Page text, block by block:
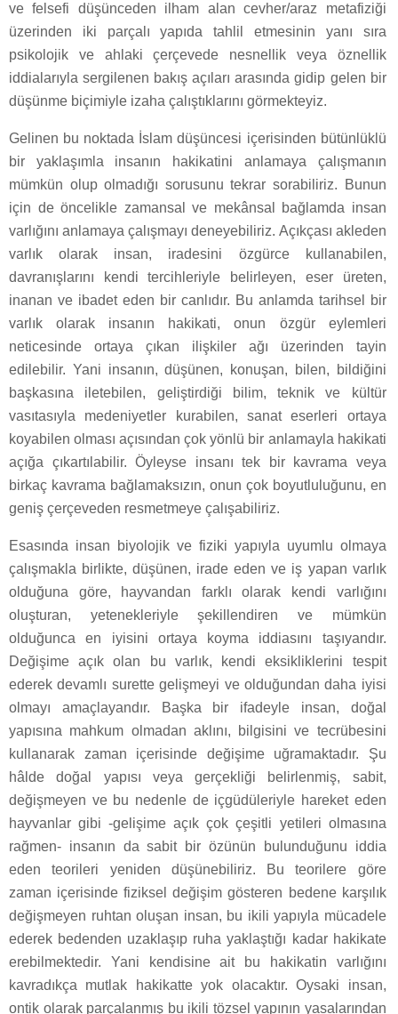
ve felsefi düşünceden ilham alan cevher/araz metafiziği
üzerinden iki parçalı yapıda tahlil etmesinin yanı sıra
psikolojik ve ahlaki çerçevede nesnellik veya öznellik
iddialarıyla sergilenen bakış açıları arasında gidip gelen bir
düşünme biçimiyle izaha çalıştıklarını görmekteyiz.
Gelinen bu noktada İslam düşüncesi içerisinden bütünlüklü
bir yaklaşımla insanın hakikatini anlamaya çalışmanın
mümkün olup olmadığı sorusunu tekrar sorabiliriz. Bunun
için de öncelikle zamansal ve mekânsal bağlamda insan
varlığını anlamaya çalışmayı deneyebiliriz. Açıkçası akleden
varlık olarak insan, iradesini özgürce kullanabilen,
davranışlarını kendi tercihleriyle belirleyen, eser üreten,
inanan ve ibadet eden bir canlıdır. Bu anlamda tarihsel bir
varlık olarak insanın hakikati, onun özgür eylemleri
neticesinde ortaya çıkan ilişkiler ağı üzerinden tayin
edilebilir. Yani insanın, düşünen, konuşan, bilen, bildiğini
başkasına iletebilen, geliştirdiği bilim, teknik ve kültür
vasıtasıyla medeniyetler kurabilen, sanat eserleri ortaya
koyabilen olması açısından çok yönlü bir anlamayla hakikati
açığa çıkartılabilir. Öyleyse insanı tek bir kavrama veya
birkaç kavrama bağlamaksızın, onun çok boyutluluğunu, en
geniş çerçeveden resmetmeye çalışabiliriz.
Esasında insan biyolojik ve fiziki yapıyla uyumlu olmaya
çalışmakla birlikte, düşünen, irade eden ve iş yapan varlık
olduğuna göre, hayvandan farklı olarak kendi varlığını
oluşturan, yetenekleriyle şekillendiren ve mümkün
olduğunca en iyisini ortaya koyma iddiasını taşıyandır.
Değişime açık olan bu varlık, kendi eksikliklerini tespit
ederek devamlı surette gelişmeyi ve olduğundan daha iyisi
olmayı amaçlayandır. Başka bir ifadeyle insan, doğal
yapısına mahkum olmadan aklını, bilgisini ve tecrübesini
kullanarak zaman içerisinde değişime uğramaktadır. Şu
hâlde doğal yapısı veya gerçekliği belirlenmiş, sabit,
değişmeyen ve bu nedenle de içgüdüleriyle hareket eden
hayvanlar gibi -gelişime açık çok çeşitli yetileri olmasına
rağmen- insanın da sabit bir özünün bulunduğunu iddia
eden teorileri yeniden düşünebiliriz. Bu teorilere göre
zaman içerisinde fiziksel değişim gösteren bedene karşılık
değişmeyen ruhtan oluşan insan, bu ikili yapıyla mücadele
ederek bedenden uzaklaşıp ruha yaklaştığı kadar hakikate
erebilmektedir. Yani kendisine ait bu hakikatin varlığını
kavradıkça mutlak hakikatte yok olacaktır. Oysaki insan,
ontik olarak parçalanmış bu ikili tözsel yapının yasalarından